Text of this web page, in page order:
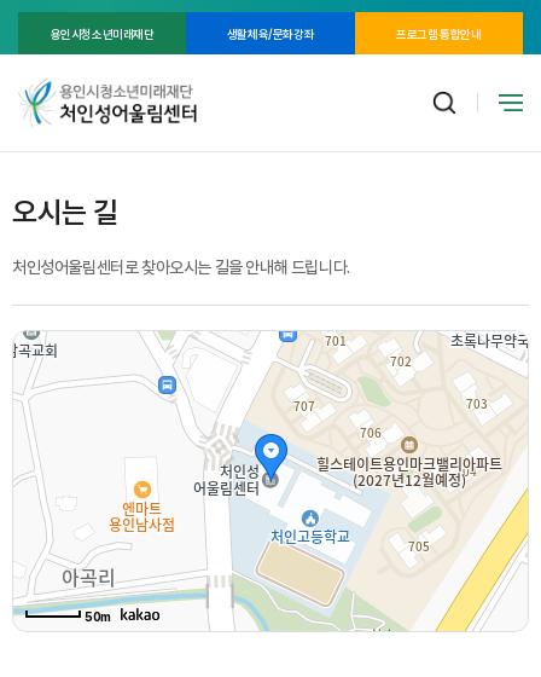
용인시청소년미래재단 생활체육/문화강좌 프로그램 통합안내
오시는 길
처인성어울림센터로 찾아오시는 길을 안내해 드립니다.
50m